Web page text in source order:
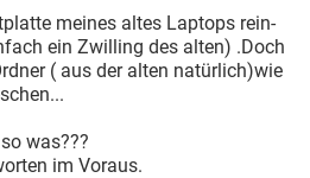
HARDWARE
TIKTOK
IOS
INSTAGRAM
TIKTOK
HARDWARE
meines altes Laptops rein-
ein Zwilling des alten) .Doch
( aus der alten natürlich)wie
was???
im Voraus.